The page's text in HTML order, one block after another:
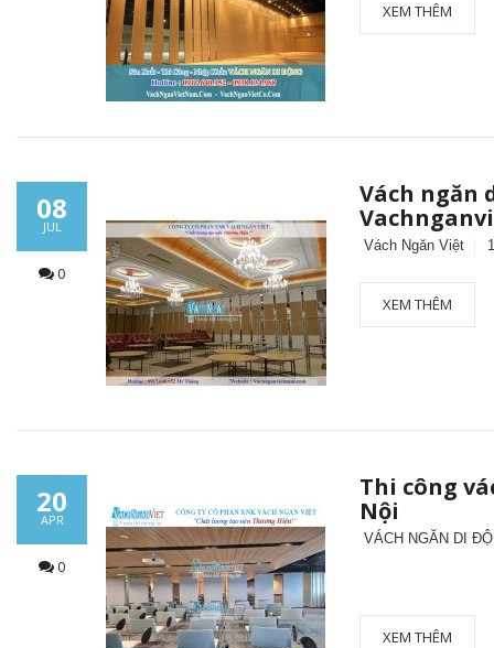
XEM THÊM
08
JUL
0
Vách ngăn
Vách Ngăn Việt
XEM THÊM
20
APR
0
Thi công
Nội
VÁCH NGĂN DI
XEM THÊM